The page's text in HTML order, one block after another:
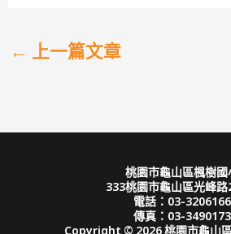
← 上一篇文章
桃園市龜山區楓樹國
333桃園市龜山區光峰
電話：03-3206166
傳真：03-3490173
Copyright © 2026 桃園市龜山